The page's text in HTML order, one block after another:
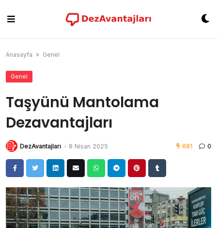
content
Anasayfa » Genel
Genel
Taşyünü Mantolama
Dezavantajları
DezAvantajları - 8 Nisan 2025 681 0